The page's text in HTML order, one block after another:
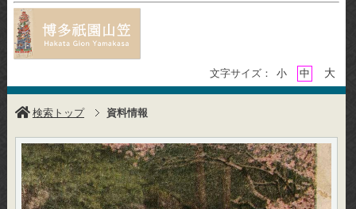
文字サイズ： 小 中 大
検索トップ 資料情報